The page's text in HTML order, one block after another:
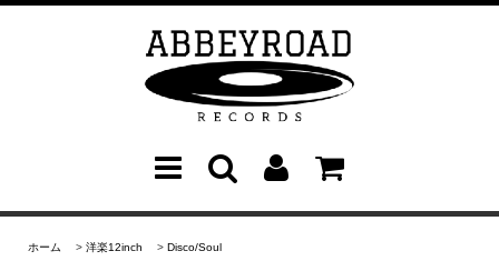
ホーム > 洋楽12inch > Disco/Soul